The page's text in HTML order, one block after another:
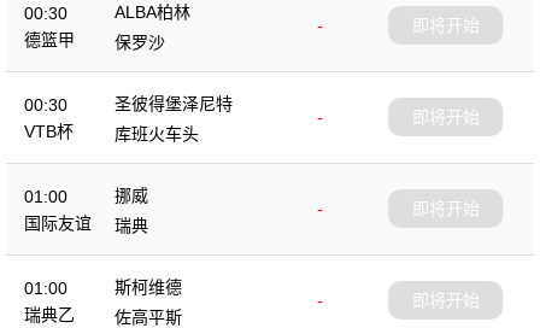
00:30
德篮甲
ALBA柏林
-
保罗沙
即将开始
00:30
VTB杯
圣彼得堡泽尼特
-
库班火车头
即将开始
01:00
国际友谊
挪威
-
瑞典
即将开始
01:00
瑞典乙
斯柯维德
-
佐高平斯
即将开始